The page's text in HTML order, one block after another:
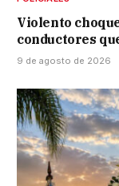
Violento
conductores
9 de agosto de 2026